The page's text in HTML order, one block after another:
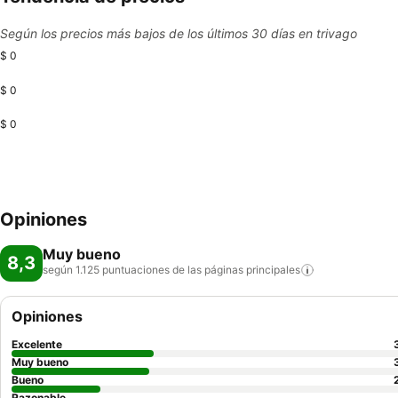
Según los precios más bajos de los últimos 30 días en trivago
$ 0
$ 0
$ 0
Opiniones
8,3 Muy bueno
según 1.125 puntuaciones de las páginas principales
Opiniones
Excelente
Muy bueno
Bueno